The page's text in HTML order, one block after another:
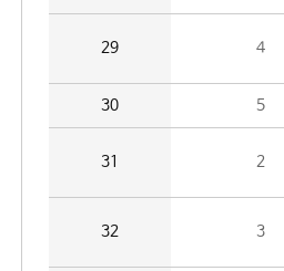
29 4
30 5
31 2
32 3